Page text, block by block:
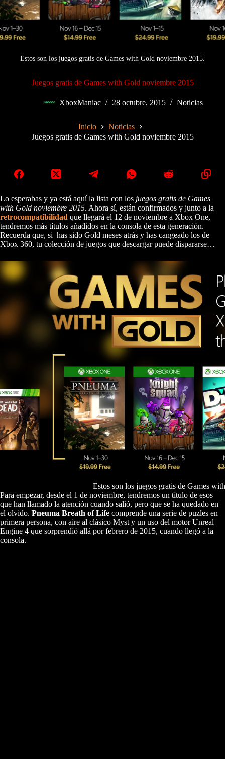
Estos son los juegos gratis de Games with Gold noviembre 2015.
Juegos gratis de Games with Gold noviembre 2015
XboxManiac 28 octubre, 2015 Noticias
Inicio
Noticias
Juegos gratis de Games with Gold noviembre 2015
Lo esperabas y ya está aquí la lista con los juegos gratis de Games
with Gold noviembre 2015. Ahora sí, están confirmados y junto a la
retrocompatibilidad que llegará el 12 de noviembre a Xbox One,
tendremos más títulos añadidos en la consola de esta generación.
Recuerda que, si has sido Gold meses atrás y has cangeado los de
Xbox 360, tu colección de juegos que descargar puede dispararse…
Estos son los juegos gratis de Games
Para empezar, desde el 1 de noviembre, tendremos un título de esos
que han llamado la atención cuando salió, pero que se ha quedado en
el olvido. Pneuma Breath of Life comprende una serie de puzles en
primera persona, con aire al clásico Myst y un uso del motor Unreal
Engine 4 que sorprendió allá por febrero de 2015, cuando llegó a la
consola.